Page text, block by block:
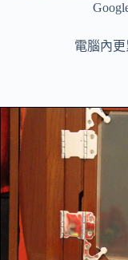
電腦內